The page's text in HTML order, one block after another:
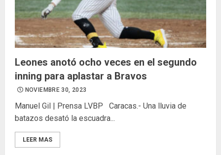
Leones anotó ocho veces en el segundo
inning para aplastar a Bravos
NOVIEMBRE 30, 2023
Manuel Gil | Prensa LVBP Caracas.- Una lluvia de
batazos desató la escuadra...
LEER MAS